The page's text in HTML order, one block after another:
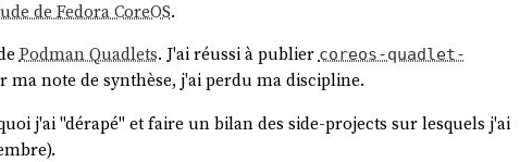
médical sans identifiant — pas de nom, pas de numéro de
est véritablement anonymisé, qu'il n'existe aucun
plus une donnée de santé à caractère personnel — ça sort du
de Fedora CoreOS.
Podman Quadlets. J'ai réussi à publiercoreos-quadlet-
note de synthèse, j'ai perdu ma discipline.
j'ai "dérapé" et faire un bilan des side-projects sur lesquels j'ai